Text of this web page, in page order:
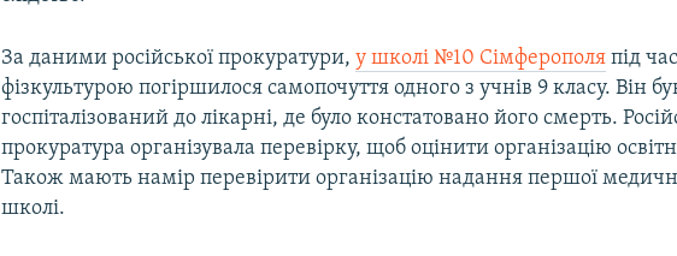
За даними російської прокуратури,у школі №10 Сімферополя під
фізкультурою погіршилося самопочуття одного з учнів 9 класу. Він
госпіталізований до лікарні, де було констатовано його смерть.
прокуратура організувала перевірку, щоб оцінити організацію
Також мають намір перевірити організацію надання першої
школі.